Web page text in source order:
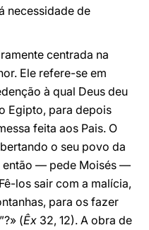
necessidade de
centrada na
Ele refere-se em
à qual Deus deu
Egipto, para depois
feita aos Pais. O
o seu povo da
então — pede Moisés —
los sair com a malícia,
para os fazer
(Êx 32, 12). A obra de